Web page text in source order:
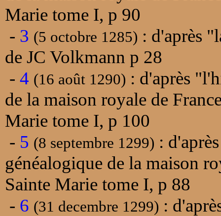
Marie tome I, p 90
- 3 (5 octobre 1285) : d'après
de JC Volkmann p 28
- 4 (16 août 1290) : d'après
de la maison royale de
Marie tome I, p 100
- 5 (8 septembre 1299) :
généalogique de la maison
Sainte Marie tome I, p 88
- 6 (31 decembre 1299) :